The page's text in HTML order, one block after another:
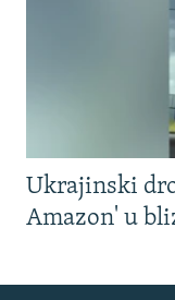
Ukrajinski
Amazon' u